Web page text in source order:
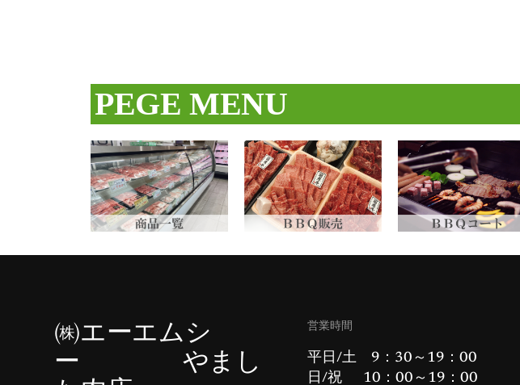
PEGE MENU
㈱エーエムシ
ー やまし
営業時間
平日/土 9：30～19：00
日/祝 10：00～19：00